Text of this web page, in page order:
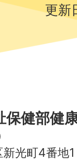
更新
保健部健
光町4番地1